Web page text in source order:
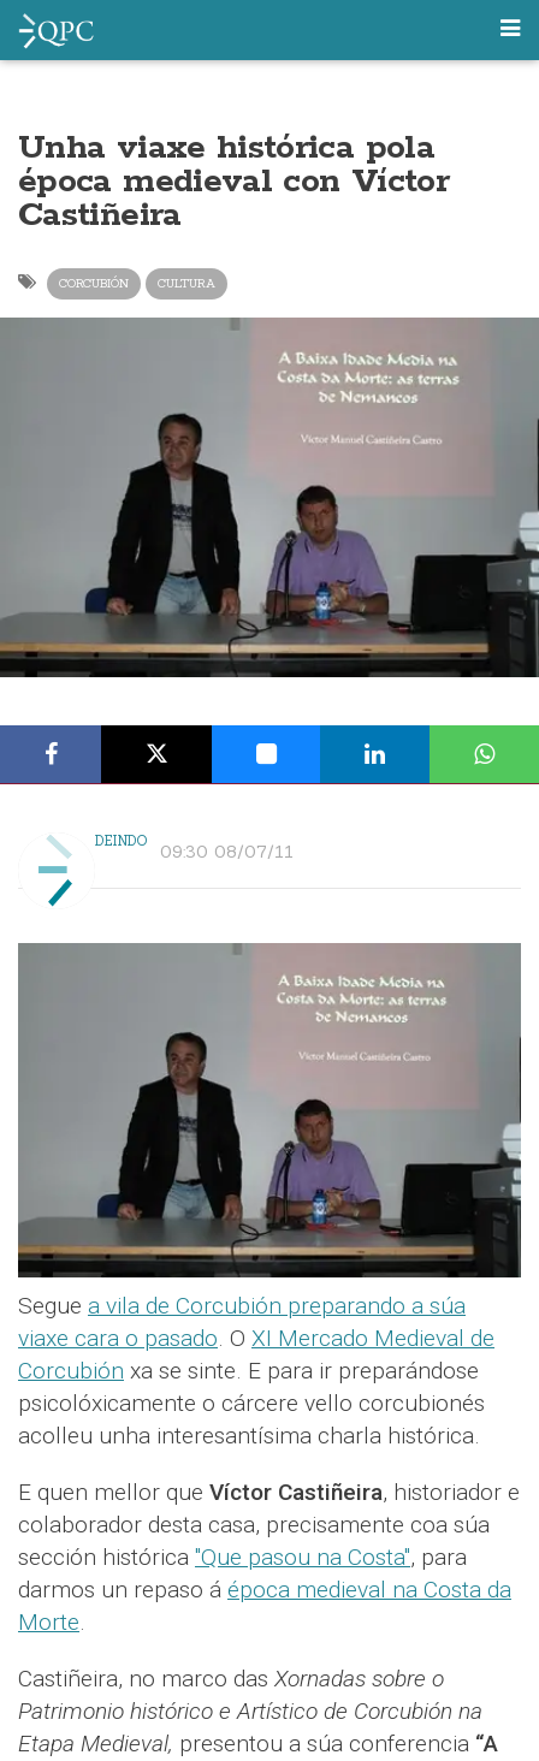
Unha viaxe histórica pola
época medieval con Víctor
Castiñeira
CORCUBIÓN CULTURA
DEINDO 09:30 08/07/11
Segue a vila de Corcubión preparando a súa
viaxe cara o pasado. O XI Mercado Medieval de
Corcubión xa se sinte. E para ir preparándose
psicolóxicamente o cárcere vello corcubionés
acolleu unha interesantísima charla histórica.
E quen mellor que Víctor Castiñeira, historiador e
colaborador desta casa, precisamente coa súa
sección histórica "Que pasou na Costa", para
darmos un repaso á época medieval na Costa da
Morte.
Castiñeira, no marco das Xornadas sobre o
Patrimonio histórico e Artístico de Corcubión na
Etapa Medieval, presentou a súa conferencia “A